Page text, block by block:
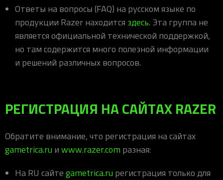
Ответы на вопросы (FAQ) на русском языке по
продукции Razer находится здесь. Эта группа не
является официальной технической поддержкой,
но там содержится много полезной информации
и решений различных вопросов.
РЕГИСТРАЦИЯ НА САЙТАХ RAZER
Обратите внимание, что регистрация на сайтах
gametrica.ru и www.razer.com разная:
На RU сайте gametrica.ru регистрация только для